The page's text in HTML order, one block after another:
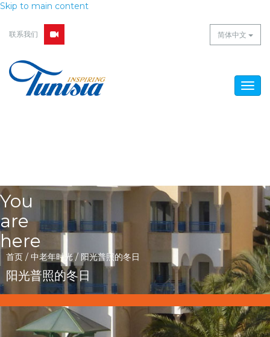
Skip to main content
简体中文
联系我们
You
are
here
首页 / 中老年时光 / 阳光普照的冬日
阳光普照的冬日